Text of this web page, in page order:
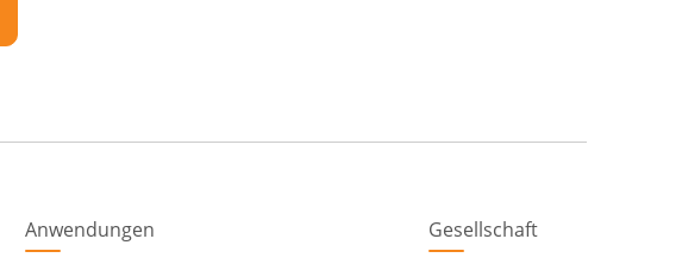
Anwendungen Gesellschaft